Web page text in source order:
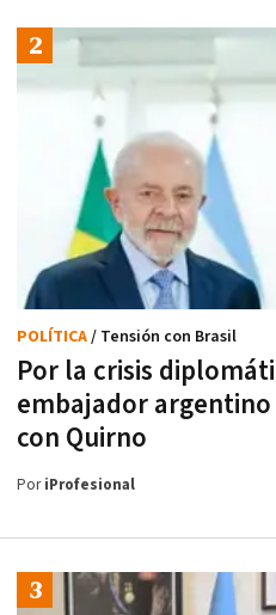
Por la crisis
embajador
con Quirno
POLÍTICA/ Tensión con Brasil
PoriProfesional